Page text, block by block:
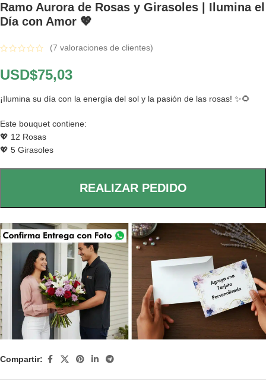
Ramo Aurora de Rosas y Girasoles | Ilumina el
Día con Amor 💖
(7 valoraciones de clientes)
USD$75,03
¡Ilumina su día con la energía del sol y la pasión de las rosas! ✨🌻
Este bouquet contiene:
💖 12 Rosas
💖 5 Girasoles
REALIZAR PEDIDO
Compartir: